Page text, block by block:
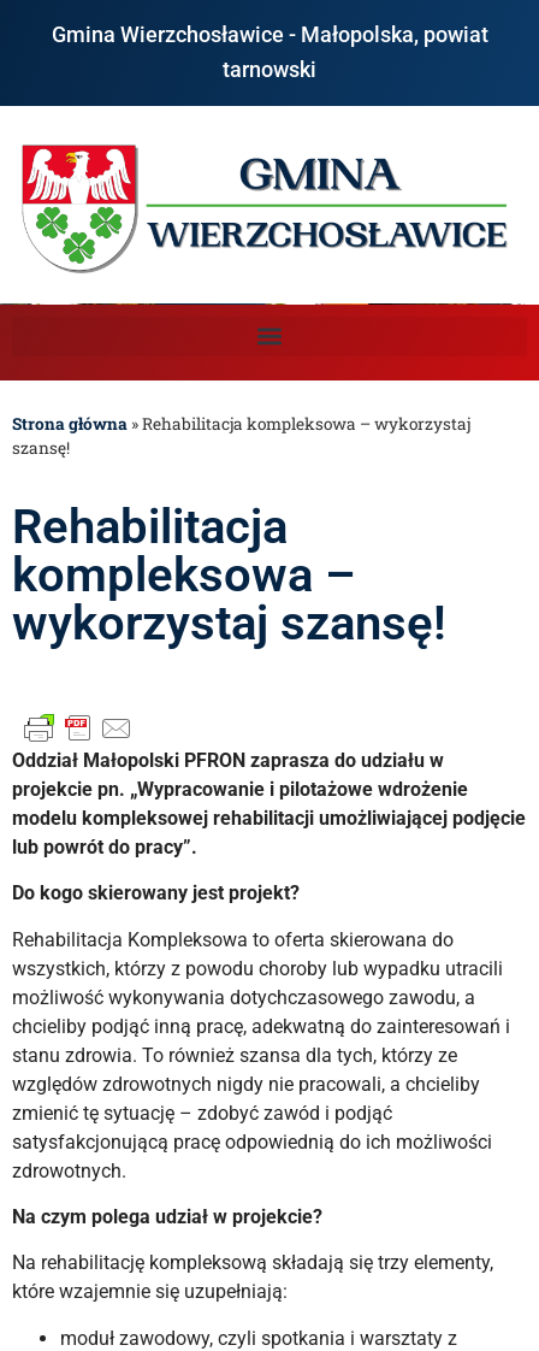
Gmina Wierzchosławice - Małopolska, powiat
tarnowski
Strona główna »Rehabilitacja kompleksowa – wykorzystaj
szansę!
Rehabilitacja
kompleksowa –
wykorzystaj szansę!
Oddział Małopolski PFRON zaprasza do udziału w
projekcie pn. „Wypracowanie i pilotażowe wdrożenie
modelu kompleksowej rehabilitacji umożliwiającej podjęcie
lub powrót do pracy”.
Do kogo skierowany jest projekt?
Rehabilitacja Kompleksowa to oferta skierowana do
wszystkich, którzy z powodu choroby lub wypadku utracili
możliwość wykonywania dotychczasowego zawodu, a
chcieliby podjąć inną pracę, adekwatną do zainteresowań i
stanu zdrowia. To również szansa dla tych, którzy ze
względów zdrowotnych nigdy nie pracowali, a chcieliby
zmienić tę sytuację – zdobyć zawód i podjąć
satysfakcjonującą pracę odpowiednią do ich możliwości
zdrowotnych.
Na czym polega udział w projekcie?
Na rehabilitację kompleksową składają się trzy elementy,
które wzajemnie się uzupełniają:
moduł zawodowy, czyli spotkania i warsztaty z